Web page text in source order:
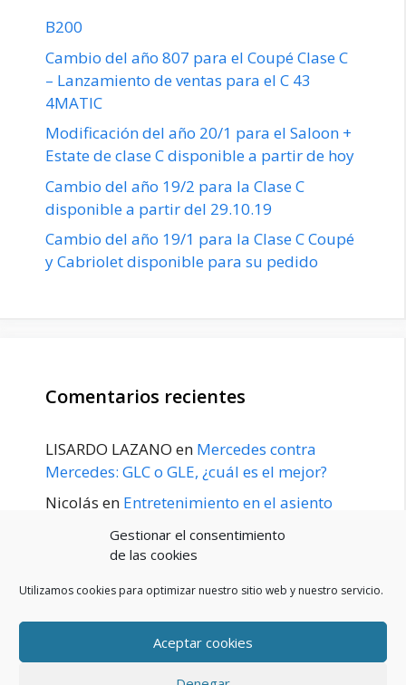
Gestionar el consentimiento
de las cookies
Utilizamos cookies para optimizar nuestro sitio web y nuestro servicio.
Aceptar cookies
B200
Cambio del año 807 para el Coupé Clase C
– Lanzamiento de ventas para el C 43
4MATIC
Modificación del año 20/1 para el Saloon +
Estate de clase C disponible a partir de hoy
Cambio del año 19/2 para la Clase C
disponible a partir del 29.10.19
Cambio del año 19/1 para la Clase C Coupé
y Cabriolet disponible para su pedido
Comentarios recientes
LISARDO LAZANO en Mercedes contra
Mercedes: GLC o GLE, ¿cuál es el mejor?
Nicolás en Entretenimiento en el asiento
principios de 2020
POLÍTICA DE PRIVACIDAD